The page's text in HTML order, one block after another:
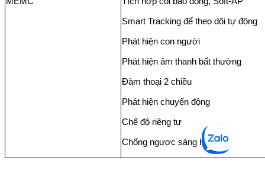
Smart Tracking để theo dõi tự động
Phát hiện con người
Phát hiện âm thanh bất thường
Đàm thoại 2 chiều
Phát hiện chuyển động
Chế độ riêng tư
Chống ngược sáng HDR